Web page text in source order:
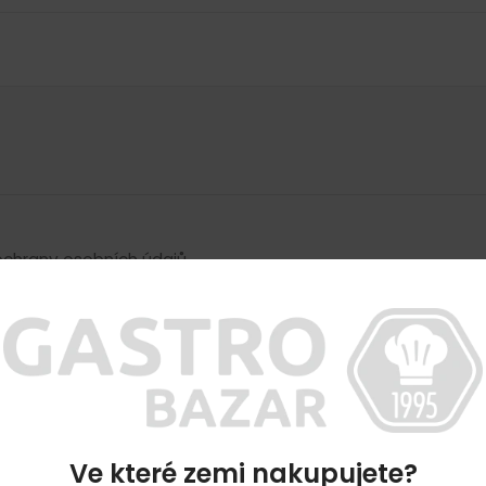
osobních údajů
Ve které zemi nakupujete?